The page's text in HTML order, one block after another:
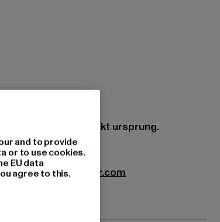
delar av animaliskt ursprung.
|info@brandit-wear.com
and to provide
or to use cookies.
EU data
agree to this.